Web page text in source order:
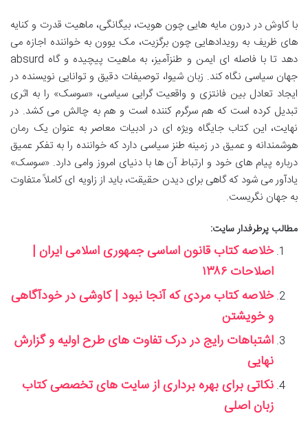
با کاوش در درون مایه هایی چون هویت، بیگانگی، ماهیت قدرت و کنایه
های ظریف به رویدادهایی چون برگزیت، مک یوون به خواننده اجازه می
دهد تا با فاصله ای ایمن و طنزآمیز، به ماهیت پیچیده و گاه absurd
جهان سیاسی نگاه کند. زبان شیوا، توصیفات دقیق و توانایی نویسنده در
ایجاد تعادل بین فانتزی و واقعیت گرایی سیاسی، «سوسک» را به اثری
تبدیل کرده است که هم سرگرم کننده است و هم به چالش می کشد. در
نهایت، این کتاب جایگاه ویژه ای در ادبیات معاصر به عنوان یک رمان
هوشمندانه و عمیق در زمینه طنز سیاسی دارد که خواننده را به تفکر عمیق
درباره پیام های خود و ارتباط آن ها با دنیای امروز وامی دارد. «سوسک»
یادآور می شود که گاهی برای دیدن حقیقت، باید از زاویه ای کاملاً متفاوت
به جهان نگریست.
مطالب پرطرفدار سایت:
خلاصه کتاب قانون اساسی جمهوری اسلامی ایران |
اصلاحات ۱۳۸۶
خلاصه کتاب مردی که آنجا نبود | کاوشی در خودآگاهی
و خویشتن
اشتباهات رایج در درک تفاوت های طرح اولیه و گزارش
نهایی
نکاتی برای بهره برداری از سایت های تخصصی کتاب
زبان اصلی